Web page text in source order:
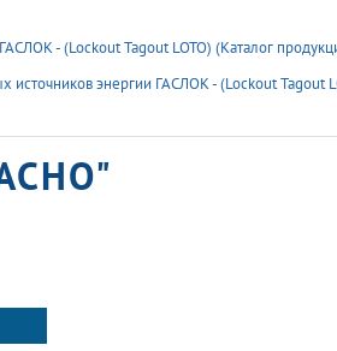
- (Lockout Tagout LOTO) (Каталог
энергии ГАСЛОК - (Lockout Tagout